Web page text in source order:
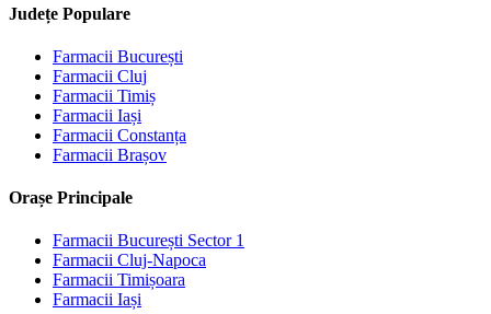
Județe Populare
Farmacii București
Farmacii Cluj
Farmacii Timiș
Farmacii Iași
Farmacii Constanța
Farmacii Brașov
Orașe Principale
Farmacii București Sector 1
Farmacii Cluj-Napoca
Farmacii Timișoara
Farmacii Iași